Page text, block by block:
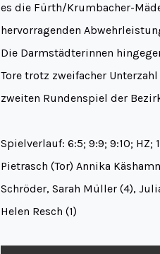
es die Fürth/Krumbacher-
hervorragenden
Die Darmstädterinnen
Tore trotz zweifacher
zweiten Rundenspiel der
Spielverlauf: 6:5; 9:9; 9:10; HZ;
Pietrasch (Tor) Annika
Schröder, Sarah Müller (4),
Helen Resch (1)